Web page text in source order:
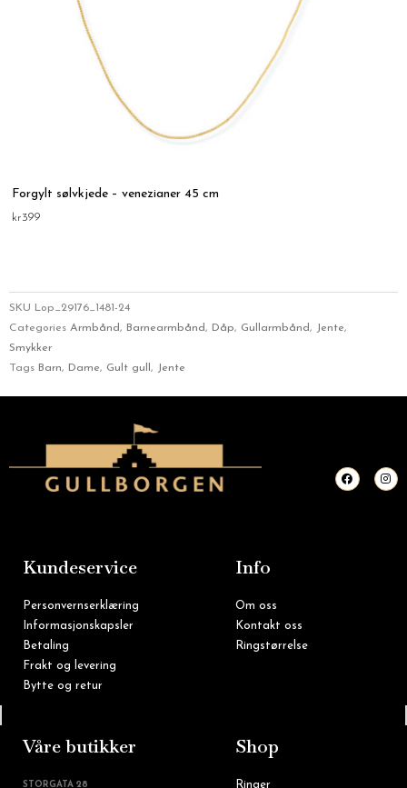
Forgylt sølvkjede – venezianer 45 cm
kr399
SKU Lop_29176_1481-24
Categories Armbånd, Barnearmbånd, Dåp, Gullarmbånd, Jente,
Smykker
Tags Barn, Dame, Gult gull , Jente
F
a
c
I
n
s
Kundeservice
Personvernserklæring
Informasjonskapsler
Betaling
Frakt og levering
Bytte og retur
Info
Om oss
Kontakt oss
Ringstørrelse
Våre butikker
STORGATA 28
Shop
Ringer